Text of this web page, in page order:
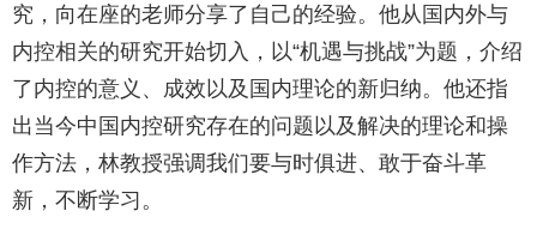
究，向在座的老师分享了自己的经验。他从国内外与
内控相关的研究开始切入，以“机遇与挑战”为题，介绍
了内控的意义、成效以及国内理论的新归纳。他还指
出当今中国内控研究存在的问题以及解决的理论和操
作方法，林教授强调我们要与时俱进、敢于奋斗革
新，不断学习。